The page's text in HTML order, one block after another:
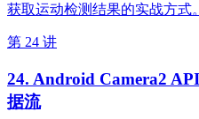
获取运动检测结果的实战方式。
第 24 讲
24. Android Camera2
据流